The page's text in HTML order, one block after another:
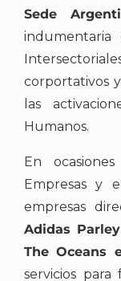
Sede
corportativos
las
Humanos.
En
Empresas y
empresas
Adidas Parley
The Oceans
servicios para